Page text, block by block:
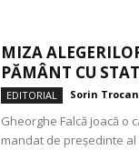
MIZA
PĂMÂNT CU
EDITORIAL Sorin Trocan
Gheorghe Falcă joacă o
mandat de președinte